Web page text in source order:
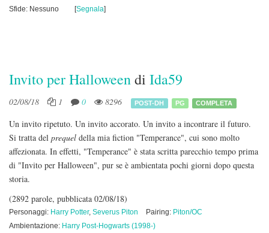
Sfide: Nessuno
[Segnala]
Invito per Halloweendi Ida59
02/08/18 1 0 8296 POST-DH PG COMPLETA
Un invito ripetuto. Un invito accorato. Un invito a incontrare il futuro.
Si tratta del prequel della mia fiction "Temperance", cui sono molto
affezionata. In effetti, "Temperance" è stata scritta parecchio tempo prima
di "Invito per Halloween", pur se è ambientata pochi giorni dopo questa
storia.
(2892 parole, pubblicata 02/08/18)
Personaggi: Harry Potter, Severus Piton Pairing: Piton/OC
Ambientazione: Harry Post-Hogwarts (1998-)